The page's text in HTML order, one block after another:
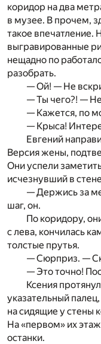
коридор на два
в музее. В прочем,
такое впечатление.
выгравированные
нещадно по
разобрать.
— Ой! — Не
— Ты чего?! — Не
— Кажется, по
— Крыса!
Евгений
Версия жены,
Они успели
исчезнувший в
— Держись за
шаг, он.
По коридору,
с лева, кончилась
толстые прутья.
— Сюрприз. —
— Это точно!
Ксения
указательный
на сидящие у стены
На «первом» их
останки.